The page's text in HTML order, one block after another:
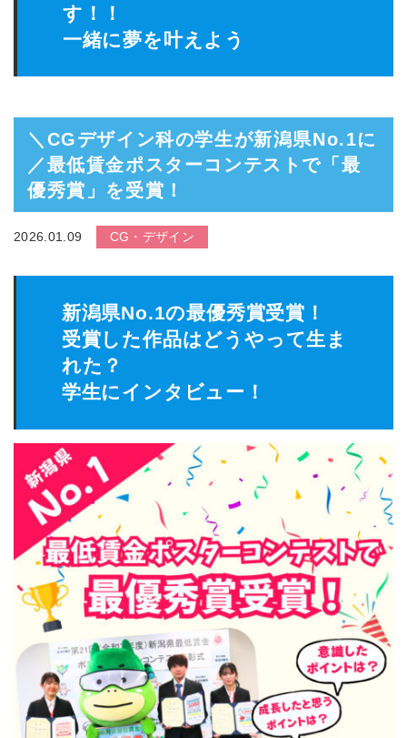
す！！
一緒に夢を叶えよう
＼CGデザイン科の学生が新潟県No.1に
／最低賃金ポスターコンテストで「最
優秀賞」を受賞！
2026.01.09 CG・デザイン
新潟県No.1の最優秀賞受賞！
受賞した作品はどうやって生ま
れた？
学生にインタビュー！